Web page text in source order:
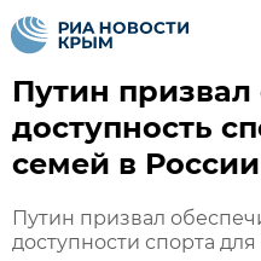
Путин призвал
доступность
семей в России
Путин призвал
доступности спорта